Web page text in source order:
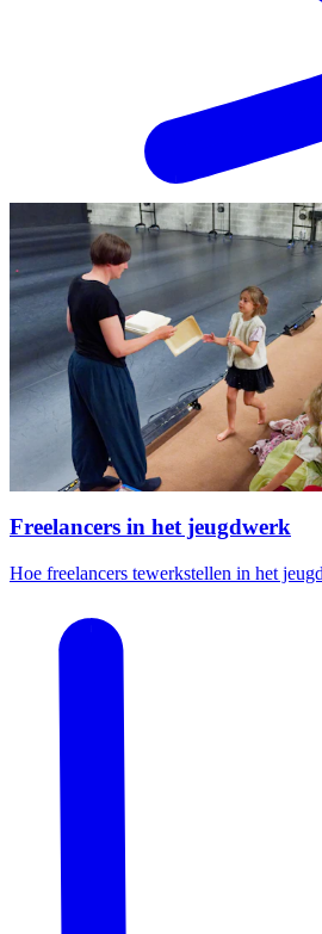
Freelancers in het jeugdwerk
Hoe freelancers tewerkstellen in het